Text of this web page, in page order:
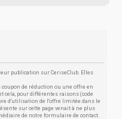
publication sur CeriseClub. Elles
de réduction ou une offre en
cela, pour différentes raisons (code
d'utilisation de l'offre limitée dans le
sur cette page venait à ne plus
de notre formulaire de contact.